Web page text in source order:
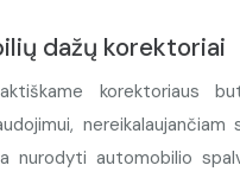
dažų korektoriai
korektoriaus
nereikalaujančiam
nurodyti automobilio